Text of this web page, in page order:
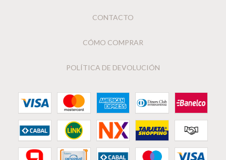
CONTACTO
CÓMO COMPRAR
POLÍTICA DE DEVOLUCIÓN